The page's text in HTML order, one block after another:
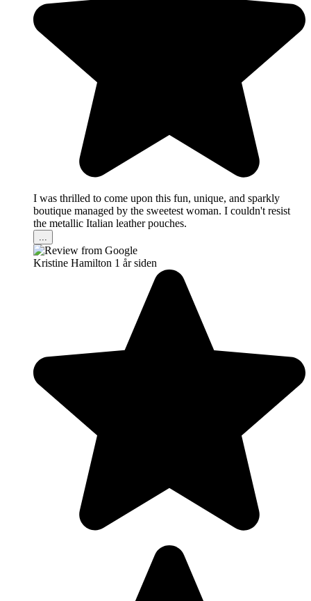
I was thrilled to come upon this fun, unique, and sparkly
boutique managed by the sweetest woman. I couldn't resist
the metallic Italian leather pouches.
...
Kristine Hamilton 1 år siden